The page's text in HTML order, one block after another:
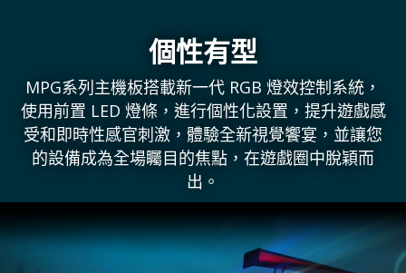
個性有型
MPG系列主機板搭載新一代 RGB 燈效控制系統，
使用前置 LED 燈條，進行個性化設置，提升遊戲感
受和即時性感官刺激，體驗全新視覺饗宴，並讓您
的設備成為全場矚目的焦點，在遊戲圈中脫穎而
出。